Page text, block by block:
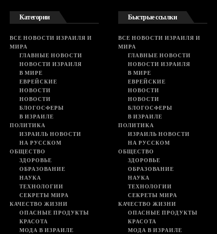
Категории
ВСЕ НОВОСТИ ИЗРАИЛЯ И
МИРА
ГЛАВНЫЕ НОВОСТИ
НОВОСТИ ИЗРАИЛЯ
В МИРЕ
ЕВРЕЙСКИЕ
НОВОСТИ
НОВОСТИ
БЛОГОСФЕРЫ
В ИЗРАИЛЕ
ПОЛИТИКА
ИЗРАИЛЬ НОВОСТИ
НА РУССКОМ
ОБЩЕСТВО
ЗДОРОВЬЕ
ОБРАЗОВАНИЕ
НАУКА
ТЕХНОЛОГИИ
СЕКРЕТЫ МИРА
КАЧЕСТВО ЖИЗНИ
ОПАСНЫЕ ПРОДУКТЫ
КРАСОТА
МОДА В ИЗРАИЛЕ
Быстрые ссылки
ВСЕ НОВОСТИ ИЗРАИЛЯ И
МИРА
ГЛАВНЫЕ НОВОСТИ
НОВОСТИ ИЗРАИЛЯ
В МИРЕ
ЕВРЕЙСКИЕ
НОВОСТИ
НОВОСТИ
БЛОГОСФЕРЫ
В ИЗРАИЛЕ
ПОЛИТИКА
ИЗРАИЛЬ НОВОСТИ
НА РУССКОМ
ОБЩЕСТВО
ЗДОРОВЬЕ
ОБРАЗОВАНИЕ
НАУКА
ТЕХНОЛОГИИ
СЕКРЕТЫ МИРА
КАЧЕСТВО ЖИЗНИ
ОПАСНЫЕ ПРОДУКТЫ
КРАСОТА
МОДА В ИЗРАИЛЕ